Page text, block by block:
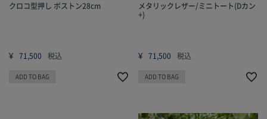
クロコ型押し ボストン28cm
¥ 71,500 税込
ADD TO BAG
メタリックレザー/ミニトート(Dカン
+)
¥ 71,500 税込
ADD TO BAG